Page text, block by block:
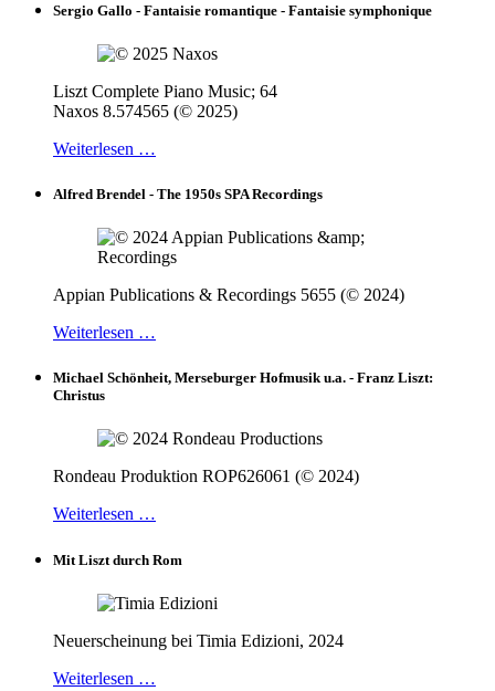
Sergio Gallo - Fantaisie romantique - Fantaisie symphonique
Liszt Complete Piano Music; 64
Naxos 8.574565 (© 2025)
Weiterlesen …
Alfred Brendel - The 1950s SPA Recordings
Appian Publications & Recordings 5655 (© 2024)
Weiterlesen …
Michael Schönheit, Merseburger Hofmusik u.a. - Franz Liszt:
Christus
Rondeau Produktion ROP626061 (© 2024)
Weiterlesen …
Mit Liszt durch Rom
Neuerscheinung bei Timia Edizioni, 2024
Weiterlesen …